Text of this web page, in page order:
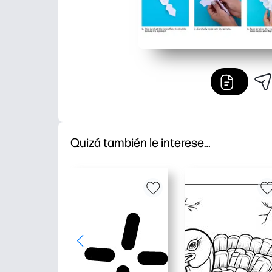
Quizá también le interese…